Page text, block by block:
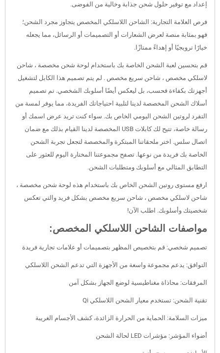
إعداد مع توفير حلول شحن جذابة وخالية من الفوضى.
فرص العلامة التجارية: الشاحن اللاسلكي المخصص يتجاوز مجرد الشحن؛
فهو بمثابة منصة لعرض الشعارات أو التصميمات أو الرسائل، مما يجعله
خيارًا ترويجيًا أو إهداءً ممتازًا.
قم بتحسين لعبة الشحن الخاصة بك باستخدام لوحة شحن مخصصة ، شاحن
لاسلكي مخصص ، شاحن سريع مخصص . لم يتم تصميم هذا الكابل لتشغيل
أجهزتك بكفاءة فحسب، بل ليعكس أيضًا أسلوبك الشخصي. تم تصميم
أسلاك الشحن المخصصة لدينا لتلبية احتياجاتك الفريدة، مما يوفر لمسة من
التفرد لروتين الشحن اليومي الخاص بك. سواء كنت تريد عرض اسمك أو
رسالة خاصة، تتيح لك كابلات USB المخصصة لدينا القيام بذلك مع ضمان
اتصال سلس. اختر ملحقاتنا المبتكرة والمخصصة لتجعل تجربة الشحن
الخاصة بك فريدة من نوعها. تصفح مجموعتنا المختارة اليوم للعثور على
التطابق المثالي مع أسلوبك ومتطلبات الشحن.
ارفع مستوى روتين الشحن الخاص بك باستخدام هذه لوحة شحن مخصصة ،
شاحن لاسلكي مخصص ، شاحن سريع مخصص بشكل فريد والتي تعكس
شخصيتك وأسلوبك. اطلب الآن!
مواصفات الشاحن اللاسلكي المخصص:
تصميم شخصي: قم بتخصيص المظهر بتصميمات أو علامات تجارية فريدة
التوافق: يدعم مجموعة واسعة من الأجهزة التي تدعم الشحن اللاسلكي
المرفقات: محاذاة مغناطيسية لوضع الجهاز بشكل آمن
تقنية الشحن: تستخدم معيار الشحن اللاسلكي Qi
ميزات السلامة: الحماية من الحرارة الزائدة، كشف الأجسام الغريبة
أضواء المؤشر: مؤشرات LED لحالة الشحن